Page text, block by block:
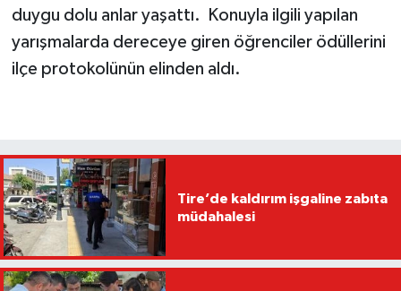
duygu dolu anlar yaşattı. Konuyla ilgili yapılan
yarışmalarda dereceye giren öğrenciler ödüllerini
ilçe protokolünün elinden aldı.
Tire’de kaldırım işgaline zabıta
müdahalesi